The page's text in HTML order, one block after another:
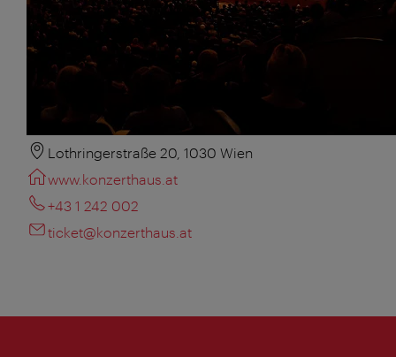
Lothringerstraße 20, 1030 Wien
www.konzerthaus.at
+43 1 242 002
ticket@konzerthaus.at